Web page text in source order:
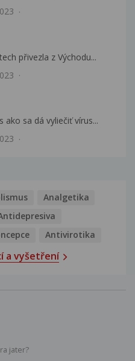
přivezla z Východu...
ako sa dá vyliečiť vírus...
Analgetika
Antivirotika
a vyšetření
jater?